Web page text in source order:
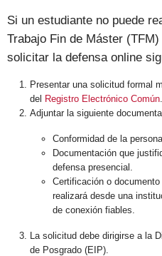
Si un estudiante no puede
Trabajo Fin de Máster
solicitar la defensa online
Presentar una solicitud formal
del Registro Electrónico Común.
Adjuntar la siguiente
Conformidad de la
Documentación que
defensa presencial.
Certificación o
realizará desde una
de conexión fiables.
La solicitud debe dirigirse a la
de Posgrado (EIP).